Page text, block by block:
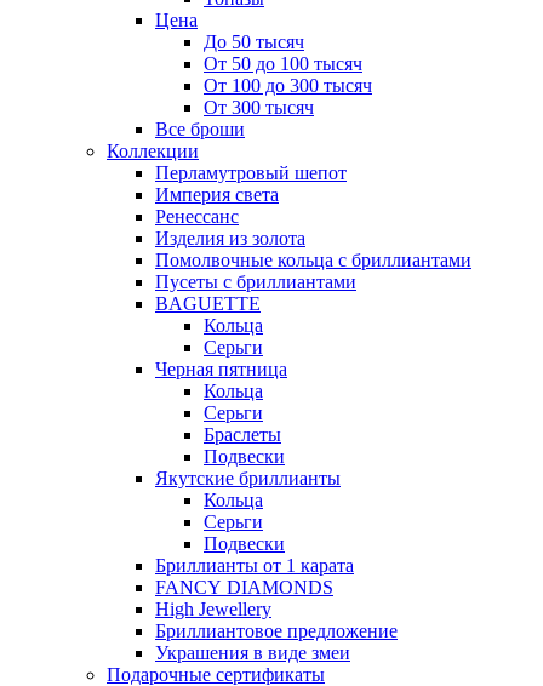
Цена
До 50 тысяч
От 50 до 100 тысяч
От 100 до 300 тысяч
От 300 тысяч
Все броши
Коллекции
Перламутровый шепот
Империя света
Ренессанс
Изделия из золота
Помолвочные кольца с бриллиантами
Пусеты с бриллиантами
BAGUETTE
Кольца
Серьги
Черная пятница
Кольца
Серьги
Браслеты
Подвески
Якутские бриллианты
Кольца
Серьги
Подвески
Бриллианты от 1 карата
FANCY DIAMONDS
High Jewellery
Бриллиантовое предложение
Украшения в виде змеи
Подарочные сертификаты